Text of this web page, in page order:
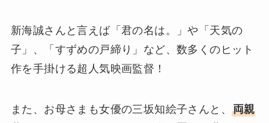
新海誠さんと言えば「君の名は。」や「天気の
子」、「すずめの戸締り」など、数多くのヒット
作を手掛ける超人気映画監督！
また、お母さまも女優の三坂知絵子さんと、 両親